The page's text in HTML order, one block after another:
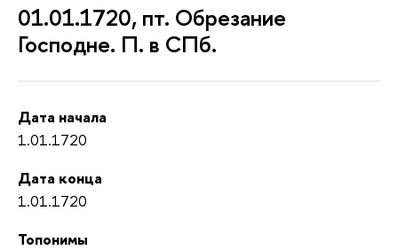
01.01.1720, пт. Обрезание
Господне. П. в СПб.
Дата начала
1.01.1720
Дата конца
1.01.1720
Топонимы